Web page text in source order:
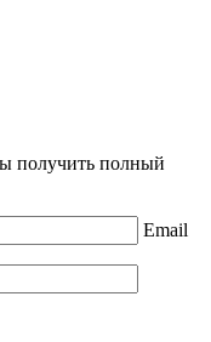
получить полный
Email